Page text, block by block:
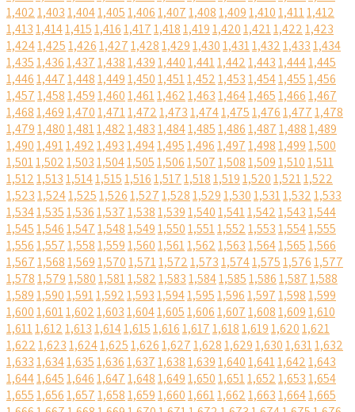
1,4021,4031,4041,4051,4061,4071,4081,4091,4101,4111,412
1,4131,4141,4151,4161,4171,4181,4191,4201,4211,4221,423
1,4241,4251,4261,4271,4281,4291,4301,4311,4321,4331,434
1,4351,4361,4371,4381,4391,4401,4411,4421,4431,4441,445
1,4461,4471,4481,4491,4501,4511,4521,4531,4541,4551,456
1,4571,4581,4591,4601,4611,4621,4631,4641,4651,4661,467
1,4681,4691,4701,4711,4721,4731,4741,4751,4761,4771,478
1,4791,4801,4811,4821,4831,4841,4851,4861,4871,4881,489
1,4901,4911,4921,4931,4941,4951,4961,4971,4981,4991,500
1,5011,5021,5031,5041,5051,5061,5071,5081,5091,5101,511
1,5121,5131,5141,5151,5161,5171,5181,5191,5201,5211,522
1,5231,5241,5251,5261,5271,5281,5291,5301,5311,5321,533
1,5341,5351,5361,5371,5381,5391,5401,5411,5421,5431,544
1,5451,5461,5471,5481,5491,5501,5511,5521,5531,5541,555
1,5561,5571,5581,5591,5601,5611,5621,5631,5641,5651,566
1,5671,5681,5691,5701,5711,5721,5731,5741,5751,5761,577
1,5781,5791,5801,5811,5821,5831,5841,5851,5861,5871,588
1,5891,5901,5911,5921,5931,5941,5951,5961,5971,5981,599
1,6001,6011,6021,6031,6041,6051,6061,6071,6081,6091,610
1,6111,6121,6131,6141,6151,6161,6171,6181,6191,6201,621
1,6221,6231,6241,6251,6261,6271,6281,6291,6301,6311,632
1,6331,6341,6351,6361,6371,6381,6391,6401,6411,6421,643
1,6441,6451,6461,6471,6481,6491,6501,6511,6521,6531,654
1,6551,6561,6571,6581,6591,6601,6611,6621,6631,6641,665